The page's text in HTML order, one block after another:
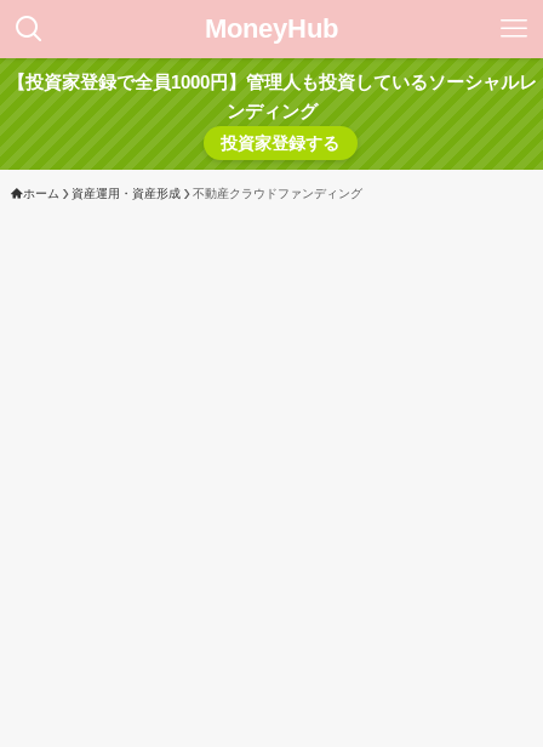
MoneyHub
【投資家登録で全員1000円】管理人も投資しているソーシャルレ
ンディング
投資家登録する
ホーム 資産運用・資産形成 不動産クラウドファンディング